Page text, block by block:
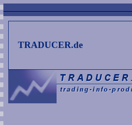
TRADUCER.de